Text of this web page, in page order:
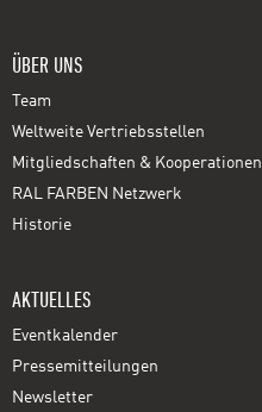
ÜBER UNS
Team
Weltweite Vertriebsstellen
Mitgliedschaften & Kooperationen
RAL FARBEN Netzwerk
Historie
AKTUELLES
Eventkalender
Pressemitteilungen
Newsletter